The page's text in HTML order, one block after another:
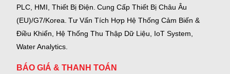
PLC, HMI, Thiết Bị Điện. Cung Cấp Thiết Bị Châu Âu
(EU)/G7/Korea. Tư Vấn Tích Hợp Hệ Thống Cảm Biến &
Điều Khiển, Hệ Thống Thu Thập Dữ Liệu, IoT System,
Water Analytics.
BÁO GIÁ & THANH TOÁN